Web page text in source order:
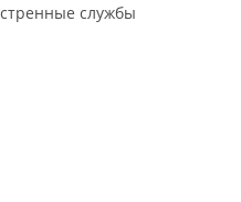
службы